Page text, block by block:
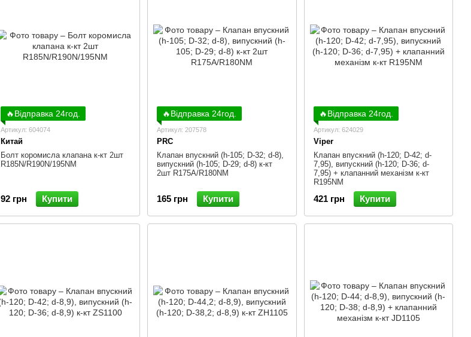
🔥Відправка 24год.
Артикул: 604074
Китай
Болт коромисла клапана к-кт 2шт
R185N/R190N/195NM
92 грн Купити
🔥Відправка 24год.
Артикул: 207578
PRC
Клапан впускний (h-105; D-32; d-8),
випускний (h-105; D-29; d-8) к-кт
2шт R175A/R180NM
165 грн Купити
🔥Відправка 24год.
Артикул: 624029
Viper
Клапан впускний (h-120; D-42; d-
7,95), випускний (h-120; D-36; d-
7,95) + клапанний механізм к-кт
R195NM
421 грн Купити